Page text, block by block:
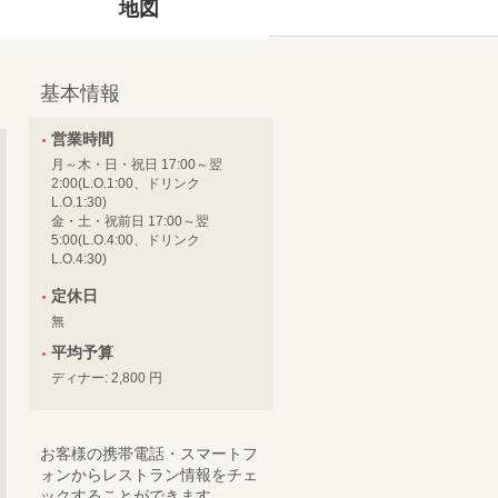
地図
基本情報
営業時間
月～木・日・祝日 17:00～翌
2:00(L.O.1:00、ドリンク
L.O.1:30)
金・土・祝前日 17:00～翌
5:00(L.O.4:00、ドリンク
L.O.4:30)
定休日
無
平均予算
ディナー: 2,800 円
お客様の携帯電話・スマートフ
ォンからレストラン情報をチェ